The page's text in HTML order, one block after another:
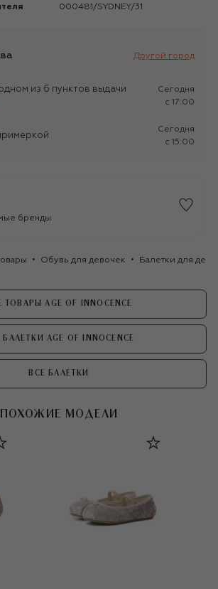
000481/SYDNEY/31
Другой город
из 6 пунктов выдачи
Сегодня
c 17:00
Сегодня
c 15:00
бренды
Обувь для девочек Балетки для
ТОВАРЫ AGE OF INNOCENCE
БАЛЕТКИ AGE OF INNOCENCE
ВСЕ БАЛЕТКИ
ПОХОЖИЕ МОДЕЛИ